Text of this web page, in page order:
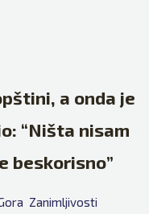
a onda je
“Ništa nisam
beskorisno”
Zanimljivosti